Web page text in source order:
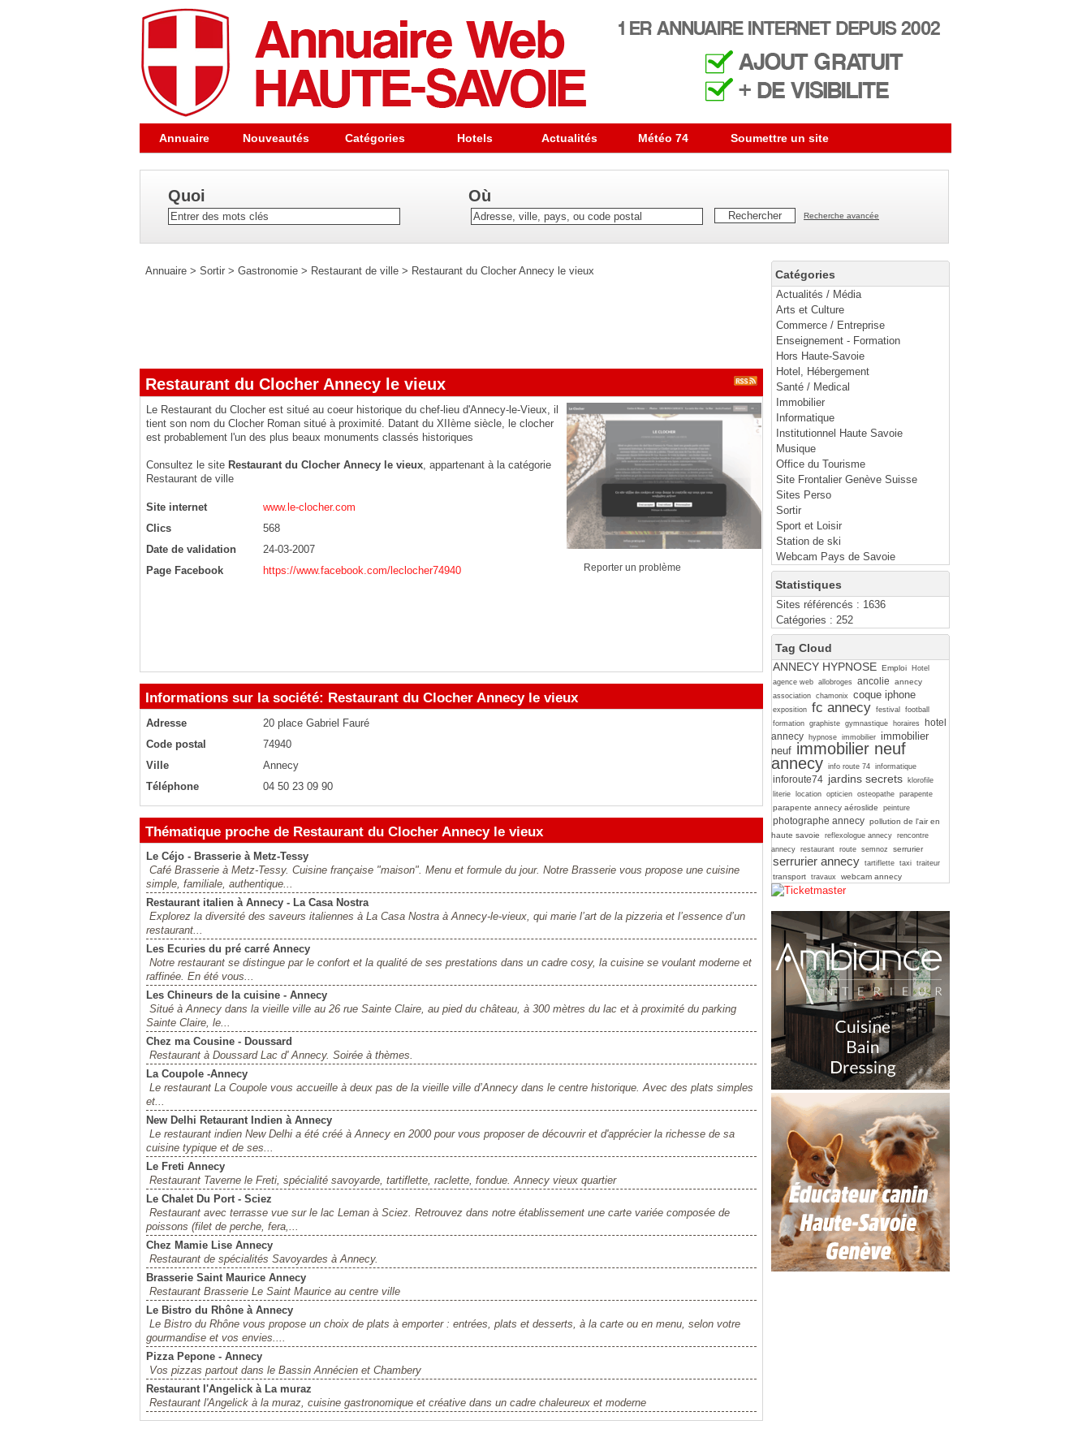
Annuaire Nouveautés Catégories Hotels Actualités Météo 74 Soumettre un site
Quoi Où
Recherche avancée
Catégories
Actualités / Média
Arts et Culture
Commerce / Entreprise
Enseignement - Formation
Hors Haute-Savoie
Hotel, Hébergement
Santé / Medical
Immobilier
Informatique
Institutionnel Haute Savoie
Musique
Office du Tourisme
Site Frontalier Genève Suisse
Sites Perso
Sortir
Sport et Loisir
Station de ski
Webcam Pays de Savoie
Statistiques
Sites référencés : 1636
Catégories : 252
Tag Cloud
ANNECY HYPNOSE Emploi
Hotel
agence web allobroges ancolie annecy
association chamonix coque iphone
exposition fc annecy festival
football
formation graphiste gymnastique horaires
hotel
annecy
hypnose immobilier immobilier
neuf immobilier neuf
annecy info route 74 informatique
inforoute74 jardins secrets
klorofile
literie
location opticien osteopathe parapente
parapente annecy aéroslide peinture
photographe annecy pollution de l'air en
haute savoie
reflexologue annecy rencontre
annecy restaurant route semnoz serrurier
serrurier annecy tartiflette taxi traiteur
transport travaux webcam annecy
Annuaire > Sortir > Gastronomie > Restaurant de ville > Restaurant du Clocher Annecy le vieux
Restaurant du Clocher Annecy le vieux
Le Restaurant du Clocher est situé au coeur historique du chef-lieu d'Annecy-le-Vieux, il
tient son nom du Clocher Roman situé à proximité. Datant du XIIème siècle, le clocher
est probablement l'un des plus beaux monuments classés historiques
Consultez le site Restaurant du Clocher Annecy le vieux, appartenant à la catégorie
Restaurant de ville
Site internet
www.le-clocher.com
Clics
568
Date de validation
24-03-2007
Page Facebook
https://www.facebook.com/leclocher74940 Reporter un problème
Informations sur la société: Restaurant du Clocher Annecy le vieux
Adresse
20 place Gabriel Fauré
Code postal
74940
Ville
Annecy
Téléphone
04 50 23 09 90
Thématique proche de Restaurant du Clocher Annecy le vieux
Le Céjo - Brasserie à Metz-Tessy
Café Brasserie à Metz-Tessy. Cuisine française "maison". Menu et formule du jour. Notre Brasserie vous propose une cuisine
simple, familiale, authentique...
Restaurant italien à Annecy - La Casa Nostra
Explorez la diversité des saveurs italiennes à La Casa Nostra à Annecy-le-vieux, qui marie l’art de la pizzeria et l’essence d’un
restaurant...
Les Ecuries du pré carré Annecy
Notre restaurant se distingue par le confort et la qualité de ses prestations dans un cadre cosy, la cuisine se voulant moderne et
raffinée. En été vous...
Les Chineurs de la cuisine - Annecy
Situé à Annecy dans la vieille ville au 26 rue Sainte Claire, au pied du château, à 300 mètres du lac et à proximité du parking
Sainte Claire, le...
Chez ma Cousine - Doussard
Restaurant à Doussard Lac d' Annecy. Soirée à thèmes.
La Coupole -Annecy
Le restaurant La Coupole vous accueille à deux pas de la vieille ville d’Annecy dans le centre historique. Avec des plats simples
et...
New Delhi Retaurant Indien à Annecy
Le restaurant indien New Delhi a été créé à Annecy en 2000 pour vous proposer de découvrir et d'apprécier la richesse de sa
cuisine typique et de ses...
Le Freti Annecy
Restaurant Taverne le Freti, spécialité savoyarde, tartiflette, raclette, fondue. Annecy vieux quartier
Le Chalet Du Port - Sciez
Restaurant avec terrasse vue sur le lac Leman à Sciez. Retrouvez dans notre établissement une carte variée composée de
poissons (filet de perche, fera,...
Chez Mamie Lise Annecy
Restaurant de spécialités Savoyardes à Annecy.
Brasserie Saint Maurice Annecy
Restaurant Brasserie Le Saint Maurice au centre ville
Le Bistro du Rhône à Annecy
Le Bistro du Rhône vous propose un choix de plats à emporter : entrées, plats et desserts, à la carte ou en menu, selon votre
gourmandise et vos envies....
Pizza Pepone - Annecy
Vos pizzas partout dans le Bassin Annécien et Chambery
Restaurant l'Angelick à La muraz
Restaurant l'Angelick à la muraz, cuisine gastronomique et créative dans un cadre chaleureux et moderne